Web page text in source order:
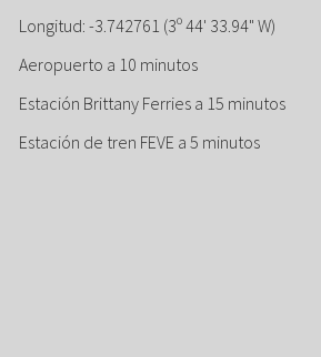
Longitud: -3.742761 (3º 44' 33.94" W)
Aeropuerto a 10 minutos
Estación Brittany Ferries a 15 minutos
Estación de tren FEVE a 5 minutos